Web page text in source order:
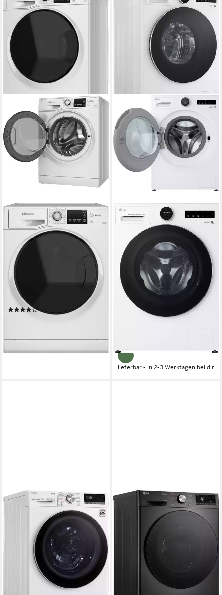
BAUKNECHT
Waschtrockner WT Super
Eco 96S 41 N
9 kg Kapazität Waschen
6 kg
75 dB(A)
Wasch-Zyklus
Produktdatenblatt
Wasch-Trocken-Zyklus
Produktdatenblatt
(554)
-55%
lieferbar - in 2-3 Werktagen bei dir
Waschtrockner X-Serie
HPWD096C
9 kg
Kapazität Waschen
6 kg
Kapazität Trocknen
70 dB(A)
Betriebsgeräusch
Wasch-Zyklus
Produktdatenblatt
Wasch-Trocken-Zyklus
Produktdatenblatt
1.179,00 € 1.799,00 €
nur bis Dienstag
lieferbar - in 2-3 Werktagen bei dir